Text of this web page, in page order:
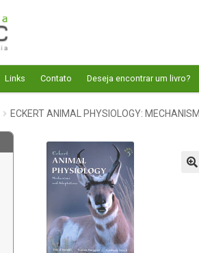
Links Contato Deseja encontrar um livro?
ECKERT ANIMAL PHYSIOLOGY: